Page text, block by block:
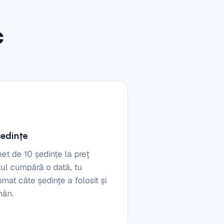
de 10 ședințe la preț
cumpără o dată, tu
câte ședințe a folosit și